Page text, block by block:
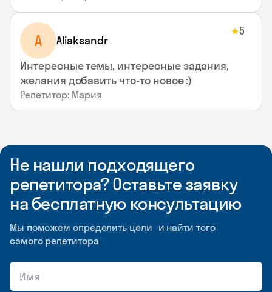
A Aliaksandr
★5
Интересные темы, интересные задания,
желания добавить что-то новое :)
Репетитор: Мария
Не нашли подходящего
репетитора? Оставьте заявку
на бесплатную консультацию
Мы поможем определить цели и найти того
самого репетитора